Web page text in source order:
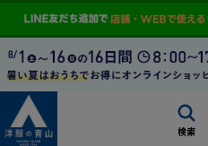
検索